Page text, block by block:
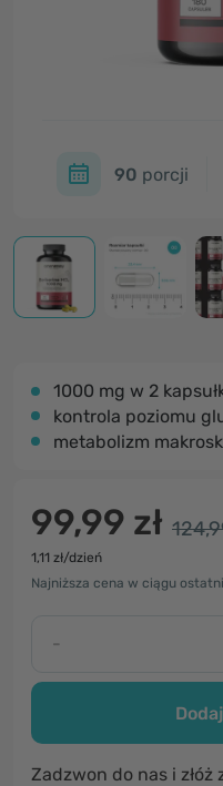
90 porcji
1000 mg w 2
kontrola poziomu
metabolizm
99,99 zł
1,11 zł/dzień
Najniższa cena w ciągu
-
Zadzwon do nas i złóż